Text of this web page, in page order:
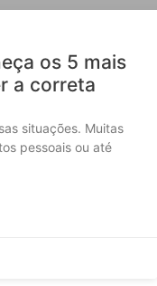
os 5 mais
a correta
situações. Muitas
pessoais ou até